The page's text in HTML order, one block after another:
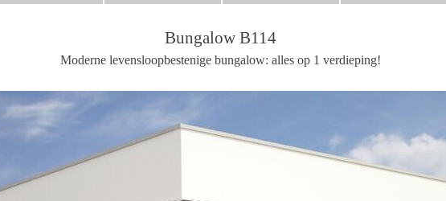
Bungalow B114
Moderne levensloopbestenige bungalow: alles op 1 verdieping!